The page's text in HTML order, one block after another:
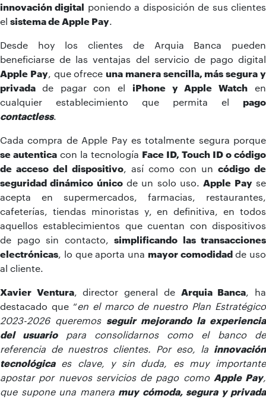
innovación digital poniendo a disposición de sus clientes
el sistema de Apple Pay
Desde hoy los clientes de Arquia Banca pueden
beneficiarse de las ventajas del servicio de pago digital
Apple Pay, que ofreceuna manera sencilla, más segura y
privada de pagar con el iPhone y Apple Watch en
cualquier establecimiento que permita el pago
contactless.
Cada compra de Apple Pay es totalmente segura porque
se autentica con la tecnología Face ID, Touch ID o código
de acceso del dispositivo , así como con un código de
seguridad dinámico únicode un solo uso. Apple Payse
acepta en supermercados, farmacias, restaurantes,
cafeterías, tiendas minoristas y, en definitiva, en todos
aquellos establecimientos que cuentan con dispositivos
de pago sin contacto, simplificando las transacciones
electrónicas , lo que aporta una mayor comodidadde uso
al cliente.
Xavier Ventura, director general de Arquia Banca , ha
destacado que “en el marco de nuestro Plan Estratégico
2023-2026 queremos seguir mejorando la experiencia
del usuario
para consolidarnos como el banco de
referencia de nuestros clientes. Por eso, la innovación
tecnológicaes clave, y sin duda, es muy importante
apostar por nuevos servicios de pago como Apple Pay,
que supone una manera muy cómoda, segura y privada